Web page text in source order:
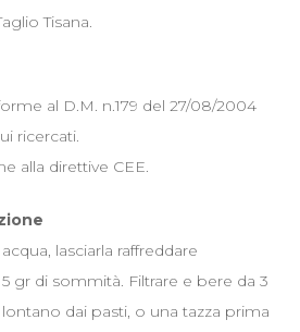
Tisana.
al D.M. n.179 del 27/08/2004
ricercati.
alla direttive CEE.
lasciarla raffreddare
gr di sommità. Filtrare e bere da 3
dai pasti, o una tazza prima